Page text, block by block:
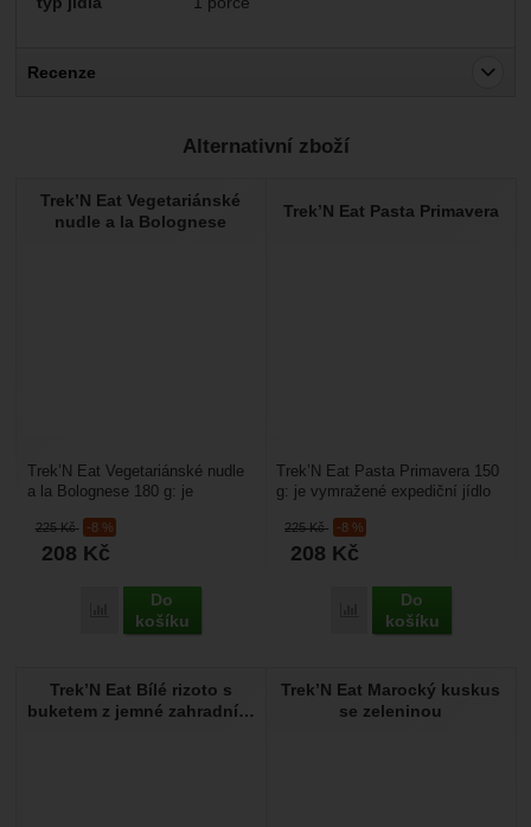
Recenze
Nebyla přidána žádná recenze.
Alternativní zboží
Trek’N Eat Vegetariánské
nudle a la Bolognese
225Kč -8 %
208 Kč
Porovnat
Do
košíku
Trek’N Eat Vegetariánské nudle
a la Bolognese 180 g: je
cesty, je vhodné...
Trek’N Eat Pasta Primavera
225Kč -8 %
208 Kč
Porovnat
Do
košíku
Trek’N Eat Pasta Primavera 150
g: je vymražené expediční jídlo
s kompletním...
Trek’N Eat Bílé rizoto s
buketem z jemné zahradní…
Trek’N Eat Marocký kuskus
se zeleninou